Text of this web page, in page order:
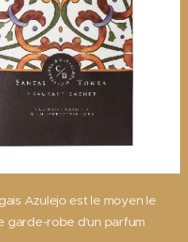
Azulejo est le moyen le
garde-robe d'un parfum